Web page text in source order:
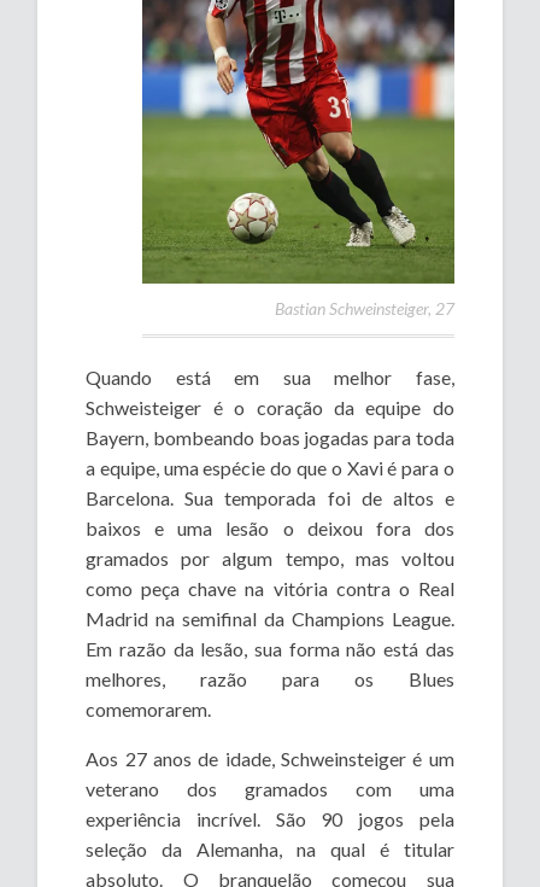
Bastian Schweinsteiger, 27
Quando está em sua melhor fase,
Schweisteiger é o coração da equipe do
Bayern, bombeando boas jogadas para toda
a equipe, uma espécie do que o Xavi é para o
Barcelona. Sua temporada foi de altos e
baixos e uma lesão o deixou fora dos
gramados por algum tempo, mas voltou
como peça chave na vitória contra o Real
Madrid na semifinal da Champions League.
Em razão da lesão, sua forma não está das
melhores, razão para os Blues
comemorarem.
Aos 27 anos de idade, Schweinsteiger é um
veterano dos gramados com uma
experiência incrível. São 90 jogos pela
seleção da Alemanha, na qual é titular
absoluto. O branquelão começou sua